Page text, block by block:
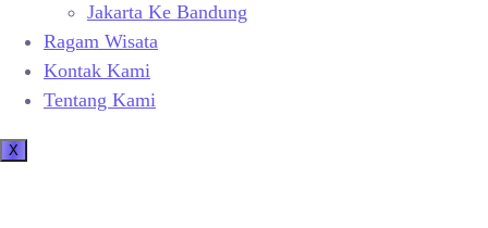
Jakarta Ke Bandung
Ragam Wisata
Kontak Kami
Tentang Kami
X